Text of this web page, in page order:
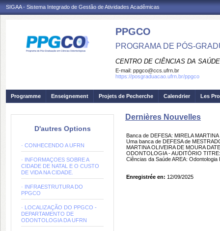
SIGAA - Sistema Integrado de Gestão de Atividades Acadêmicas
PPGCO
PROGRAMA DE PÓS-
CENTRO DE CIÊNCIAS DA SAÚDE
E-mail: ppgco@ccs.ufrn.br
https://posgraduacao.ufrn.br/ppgco
Programme Enseignement Projets de Pecherche Calendrier Les
D'autres Options
· CONHECENDO A UFRN
· INFORMAÇOES SOBRE A
CIDADE DE NATAL E O CUSTO
DE VIDA NA CIDADE.
· INFRAESTRUTURA DO
PPGCO
· LOCALIZAÇÃO DO PPGCO -
DEPARTAMENTO DE
ODONTOLOGIA DA UFRN
Dernières Nouvelles
Banca de DEFESA: MIRELA
Uma banca de DEFESA de
MARTINA OLIVEIRA DE MOURA
ODONTOLOGIA - AUDITÓRIO
Ciências da Saúde AREA:
Enregistrée en: 12/09/2025